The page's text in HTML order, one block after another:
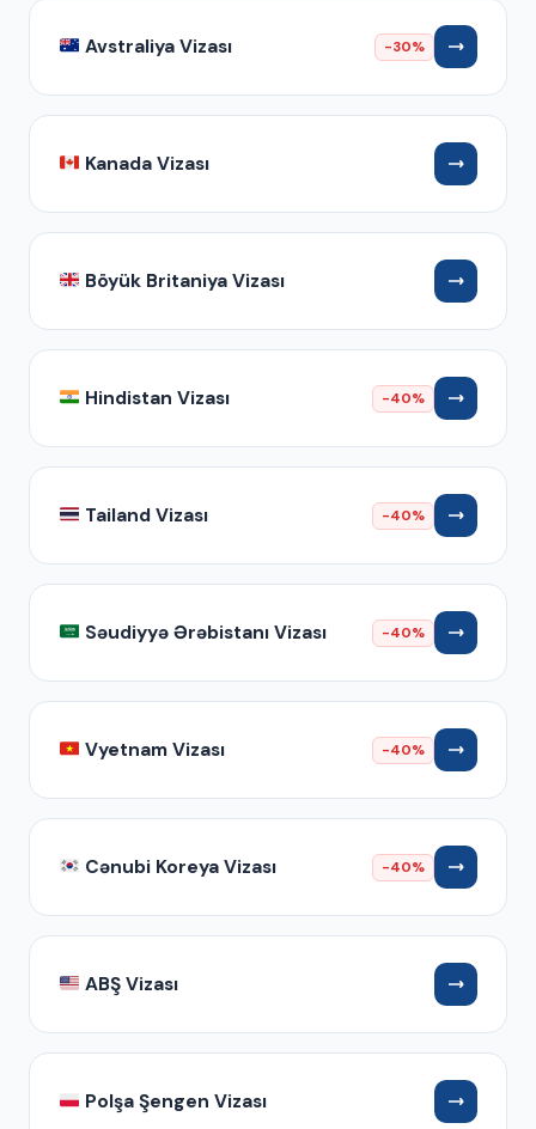
Avstraliya Vizası -30%
Kanada Vizası
Böyük Britaniya Vizası
Hindistan Vizası -40%
Tailand Vizası -40%
Səudiyyə Ərəbistanı Vizası -40%
Vyetnam Vizası -40%
Cənubi Koreya Vizası -40%
ABŞ Vizası
Polşa Şengen Vizası